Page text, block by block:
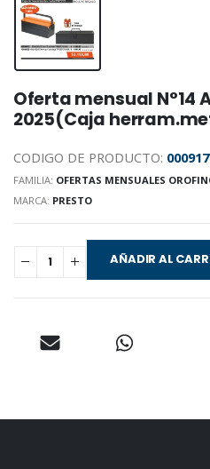
Oferta mensual N°14
2025(Caja
CODIGO DE PRODUCTO:
FAMILIA: OFERTAS MENSUALES
MARCA: PRESTO
AÑADIR AL